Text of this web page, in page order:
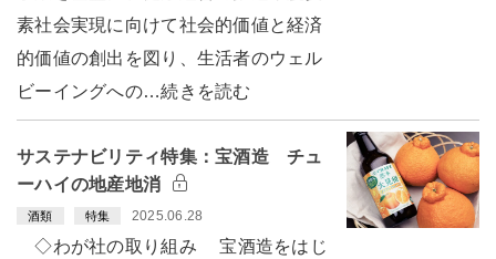
素社会実現に向けて社会的価値と経済
的価値の創出を図り、生活者のウェル
ビーイングへの…続きを読む
サステナビリティ特集：宝酒造 チュ
ーハイの地産地消
酒類 特集 2025.06.28
◇わが社の取り組み 宝酒造をはじ